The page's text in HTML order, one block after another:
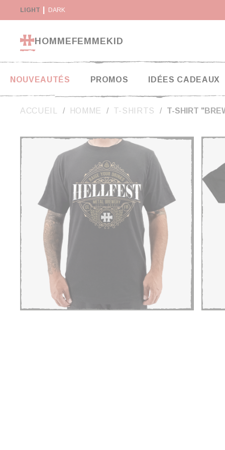
LIGHT DARK
HOMMEFEMMEKID
NOUVEAUTÉS PROMOS IDÉES CADEAUX
ACCUEIL HOMME T-SHIRTS T-SHIRT